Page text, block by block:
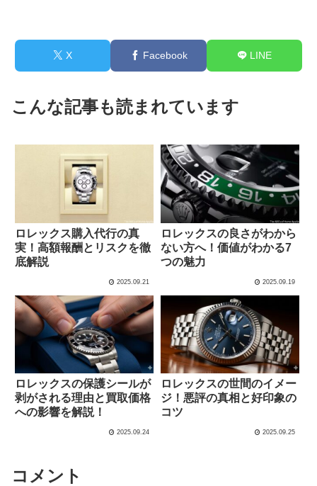
X Facebook LINE
こんな記事も読まれています
ロレックス購入代行の真
実！高額報酬とリスクを徹
底解説
2025.09.21
ロレックスの良さがわから
ない方へ！価値がわかる7
つの魅力
2025.09.19
ロレックスの保護シールが
剥がされる理由と買取価格
への影響を解説！
2025.09.24
ロレックスの世間のイメー
ジ！悪評の真相と好印象の
コツ
2025.09.25
コメント